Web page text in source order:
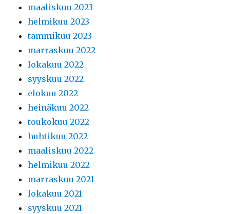
maaliskuu 2023
helmikuu 2023
tammikuu 2023
marraskuu 2022
lokakuu 2022
syyskuu 2022
elokuu 2022
heinäkuu 2022
toukokuu 2022
huhtikuu 2022
maaliskuu 2022
helmikuu 2022
marraskuu 2021
lokakuu 2021
syyskuu 2021